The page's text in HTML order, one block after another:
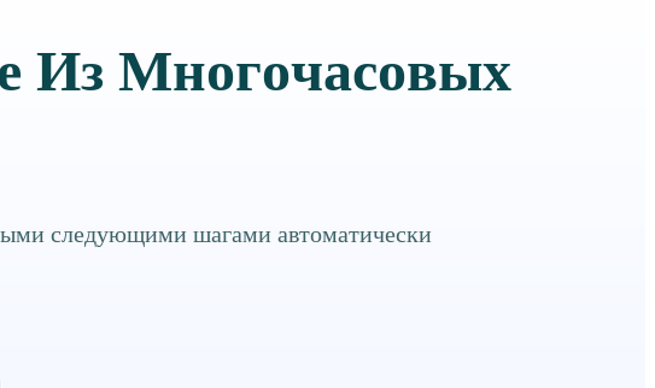
Из Многочасовых
следующими шагами автоматически